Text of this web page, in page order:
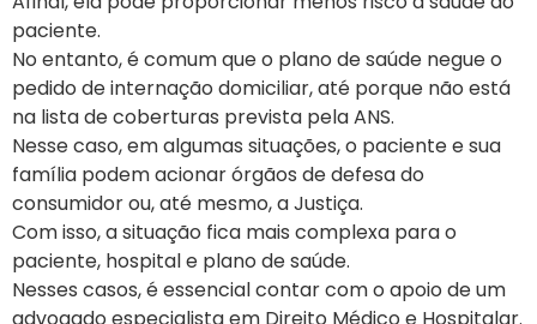
paciente.
No entanto, é comum que o plano de saúde negue o
pedido de internação domiciliar, até porque não está
na lista de coberturas prevista pela ANS.
Nesse caso, em algumas situações, o paciente e sua
família podem acionar órgãos de defesa do
consumidor ou, até mesmo, a Justiça.
Com isso, a situação fica mais complexa para o
paciente, hospital e plano de saúde.
Nesses casos, é essencial contar com o apoio de um